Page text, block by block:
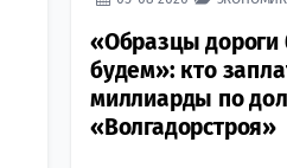
«Образцы дороги
будем»: кто
миллиарды по
«Волгадорстроя»